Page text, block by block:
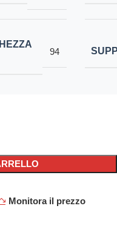
94
Monitora il prezzo